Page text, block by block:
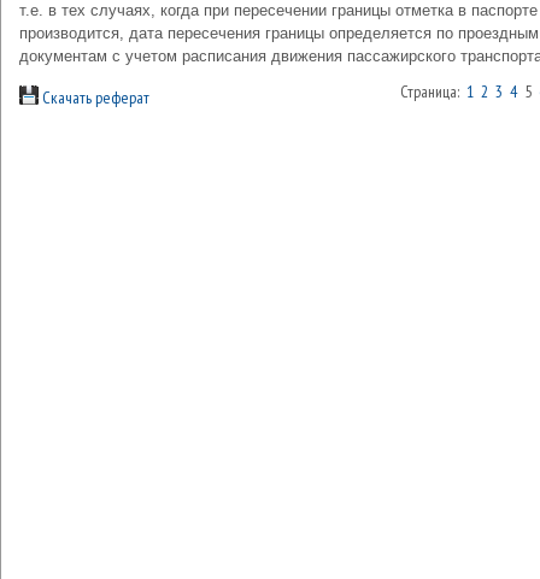
т.е. в тех случаях, когда при пересечении границы отметка в
производится, дата пересечения границы определяется по проездным
документам с учетом расписания движения пассажирского
Скачать реферат Страница: 1 2 3 45